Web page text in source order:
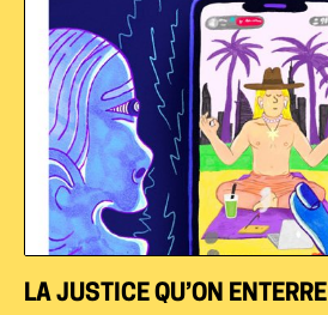
LA JUSTICE QU’ON ENTERRE